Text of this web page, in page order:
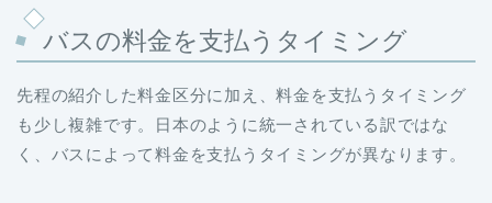
バスの料金を支払うタイミング
先程の紹介した料金区分に加え、料金を支払うタイミング
も少し複雑です。日本のように統一されている訳ではな
く、バスによって料金を支払うタイミングが異なります。